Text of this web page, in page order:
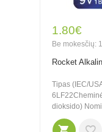
1.80€
Be mokesčių:
Rocket
Tipas (IEC/
dioksido)